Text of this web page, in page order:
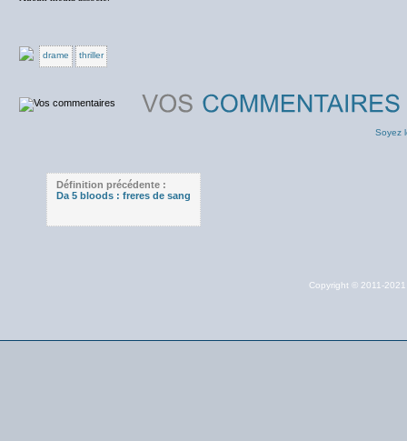
drame thriller
Soyez
Définition précédente :
Da 5 bloods : freres de sang
Copyright © 2011-